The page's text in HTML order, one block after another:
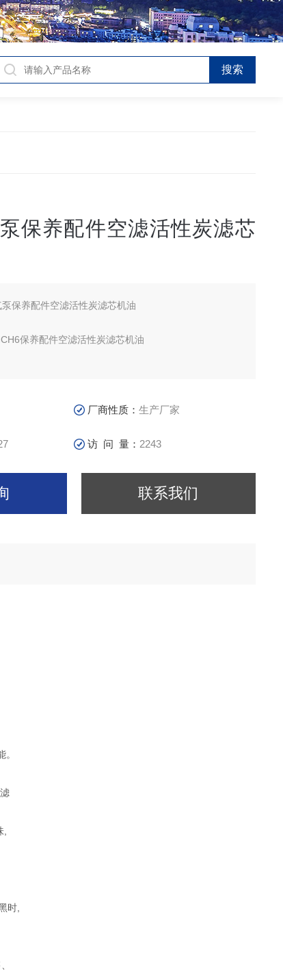
保养配件空滤活性炭滤芯
保养配件空滤活性炭滤芯机油
保养配件空滤活性炭滤芯机油
器订货号:SC000340厂商性质：生产厂家
访 问 量： 2243
联系我们
时,